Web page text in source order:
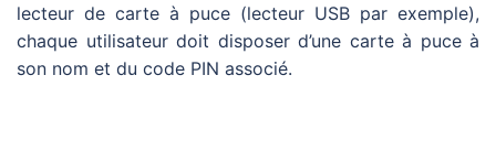
lecteur de carte à puce (lecteur USB par exemple),
chaque utilisateur doit disposer d’une carte à puce à
son nom et du code PIN associé.